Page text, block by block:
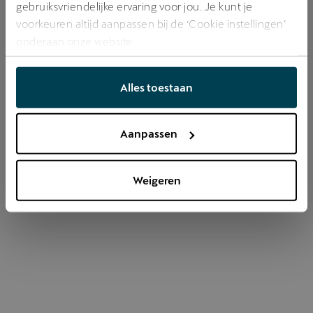
gebruiksvriendelijke ervaring voor jou. Je kunt je
voorkeuren altijd aanpassen bij de ‘Cookie instellingen’
onderaan onze website.
Alles toestaan
Aanpassen
Weigeren
Refresh